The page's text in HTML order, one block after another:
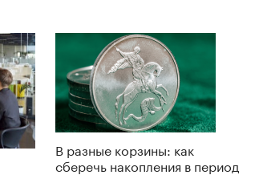
В разные корзины: как
сберечь накопления в период